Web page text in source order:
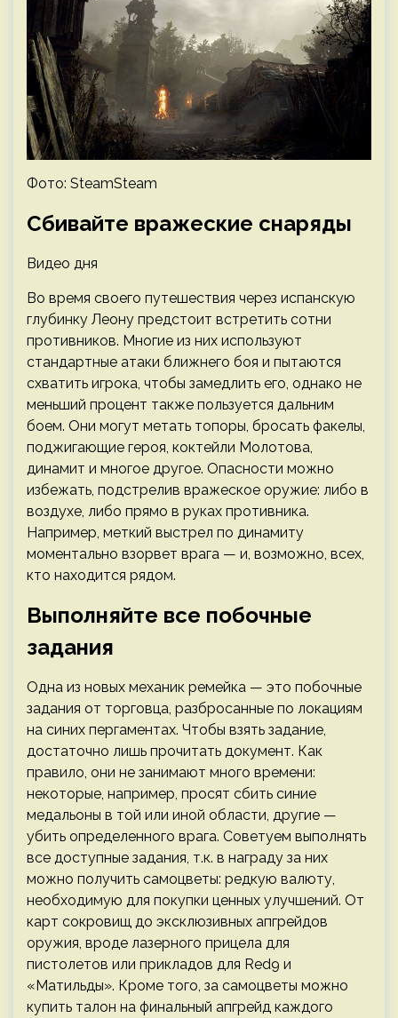
Фото: SteamSteam
Сбивайте вражеские снаряды
Видео дня
Во время своего путешествия через испанскую
глубинку Леону предстоит встретить сотни
противников. Многие из них используют
стандартные атаки ближнего боя и пытаются
схватить игрока, чтобы замедлить его, однако не
меньший процент также пользуется дальним
боем. Они могут метать топоры, бросать факелы,
поджигающие героя, коктейли Молотова,
динамит и многое другое. Опасности можно
избежать, подстрелив вражеское оружие: либо в
воздухе, либо прямо в руках противника.
Например, меткий выстрел по динамиту
моментально взорвет врага — и, возможно, всех,
кто находится рядом.
Выполняйте все побочные
задания
Одна из новых механик ремейка — это побочные
задания от торговца, разбросанные по локациям
на синих пергаментах. Чтобы взять задание,
достаточно лишь прочитать документ. Как
правило, они не занимают много времени:
некоторые, например, просят сбить синие
медальоны в той или иной области, другие —
убить определенного врага. Советуем выполнять
все доступные задания, т.к. в награду за них
можно получить самоцветы: редкую валюту,
необходимую для покупки ценных улучшений. От
карт сокровищ до эксклюзивных апгрейдов
оружия, вроде лазерного прицела для
пистолетов или прикладов для Red9 и
«Матильды». Кроме того, за самоцветы можно
купить талон на финальный апгрейд каждого